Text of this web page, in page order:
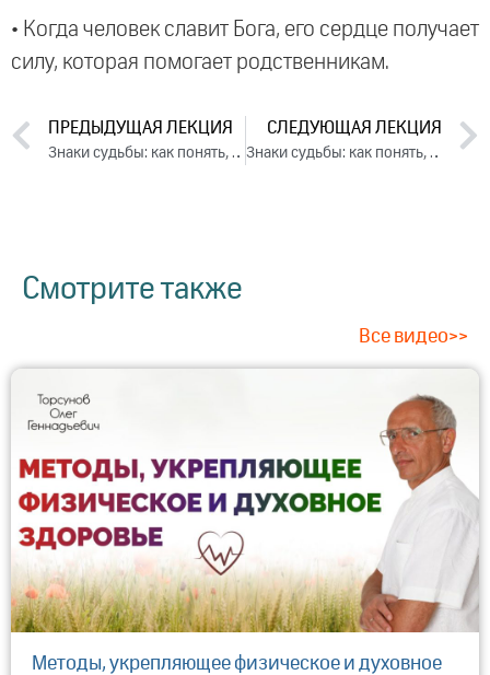
• Когда человек славит Бога, его сердце получает
силу, которая помогает родственникам.
ПРЕДЫДУЩАЯ ЛЕКЦИЯ
Знаки судьбы: как понять, что меня ждет? День 2. Часть 2 (2024)
СЛЕДУЮЩАЯ ЛЕКЦИЯ
Знаки судьбы: как понять, что меня ждет? День 3. Часть 2 (2024)
Смотрите также
Все видео>>
Методы, укрепляющее физическое и духовное